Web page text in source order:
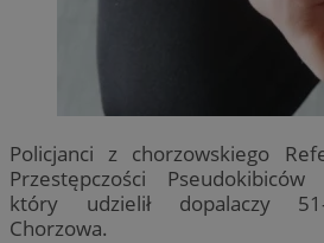
Policjanci z chorzowskiego
Przestępczości
który udzielił dopalaczy
Chorzowa.